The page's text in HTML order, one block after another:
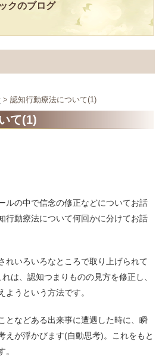
クのブログ
> 認知行動療法について(1)
て(1)
ルの中で信念の修正などについてお話
行動療法について何回かに分けてお話
れいろいろなところで取り上げられて
は、認知つまりものの見方を修正し、
ようという方法です。
となどある出来事に遭遇した時に、瞬
えが浮かびます(自動思考)。これをもと
。